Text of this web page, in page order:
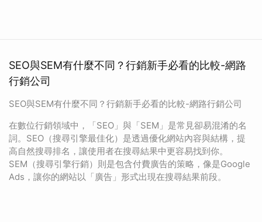
SEO與SEM有什麼不同？行銷新手必看的比較-網路
行銷公司
SEO與SEM有什麼不同？行銷新手必看的比較-網路行銷公司
在數位行銷領域中，「SEO」與「SEM」是常見卻易混淆的名
詞。SEO（搜尋引擎最佳化）是透過優化網站內容與結構，提
高自然搜尋排名，讓使用者在搜尋結果中更容易找到你。
SEM（搜尋引擎行銷）則是包含付費廣告的策略，像是Google
Ads，讓你的網站以「廣告」形式出現在搜尋結果前段。